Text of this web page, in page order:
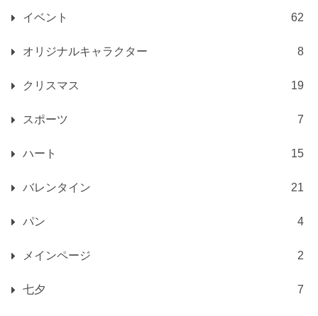
イベント 62
オリジナルキャラクター 8
クリスマス 19
スポーツ 7
ハート 15
バレンタイン 21
パン 4
メインページ 2
七夕 7